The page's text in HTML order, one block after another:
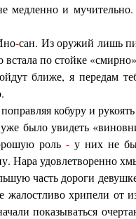
медленно и
-сан. Из оружий лишь
встала по стойке
ближе, я передам
кобуру и
было увидеть
роль- у них не
Нара удовлетворенно
часть дороги
жалостливо хрипели от
показываться